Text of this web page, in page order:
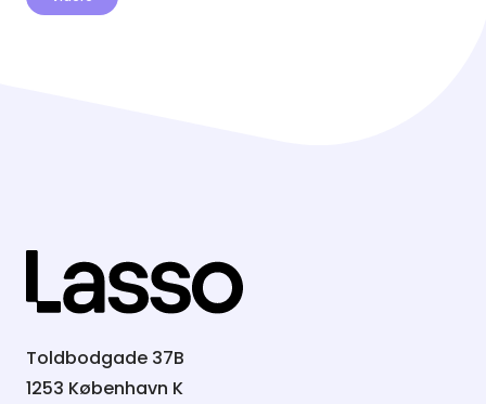
Toldbodgade 37B
1253 København K